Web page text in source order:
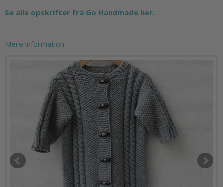
Se alle opskrifter fra Go Handmade her.
Mere information